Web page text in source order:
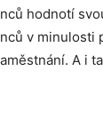
hodnotí
v minulosti
A i